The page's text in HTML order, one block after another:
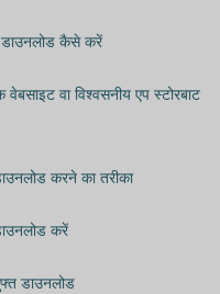
कैसे करें
वेबसाइट वा विश्वसनीय एप स्टोरबाट
करने का तरीका
करें
डाउनलोड